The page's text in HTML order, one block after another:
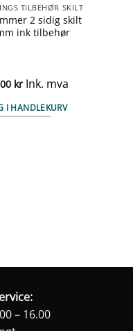
TILBEHØR SKILT
2 sidig skilt
ink tilbehør
kr Ink. mva
I HANDLEKURV
– 16.00